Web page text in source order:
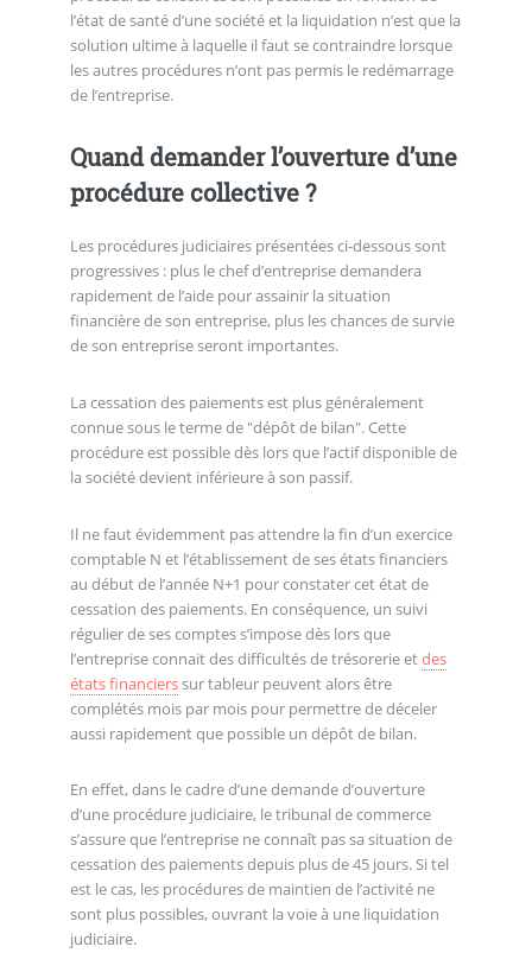
l’état de santé d’une société et la liquidation n’est que la
solution ultime à laquelle il faut se contraindre lorsque
les autres procédures n’ont pas permis le redémarrage
de l’entreprise.
Quand demander l’ouverture d’une
procédure collective ?
Les procédures judiciaires présentées ci-dessous sont
progressives : plus le chef d’entreprise demandera
rapidement de l’aide pour assainir la situation
financière de son entreprise, plus les chances de survie
de son entreprise seront importantes.
La cessation des paiements est plus généralement
connue sous le terme de "dépôt de bilan". Cette
procédure est possible dès lors que l’actif disponible de
la société devient inférieure à son passif.
Il ne faut évidemment pas attendre la fin d’un exercice
comptable N et l’établissement de ses états financiers
au début de l’année N+1 pour constater cet état de
cessation des paiements. En conséquence, un suivi
régulier de ses comptes s’impose dès lors que
l’entreprise connait des difficultés de trésorerie etdes
états financierssur tableur peuvent alors être
complétés mois par mois pour permettre de déceler
aussi rapidement que possible un dépôt de bilan.
En effet, dans le cadre d’une demande d’ouverture
d’une procédure judiciaire, le tribunal de commerce
s’assure que l’entreprise ne connaît pas sa situation de
cessation des paiements depuis plus de 45 jours. Si tel
est le cas, les procédures de maintien de l’activité ne
sont plus possibles, ouvrant la voie à une liquidation
judiciaire.